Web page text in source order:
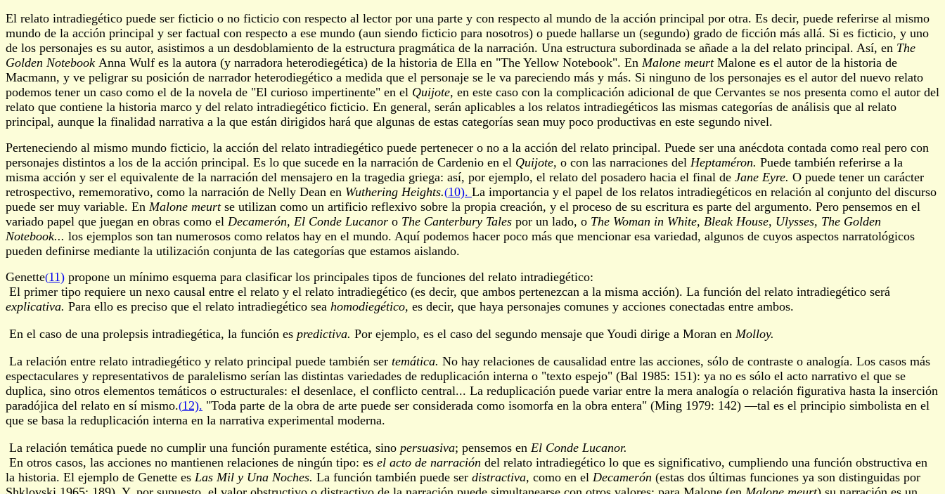
El relato intradiegético puede ser ficticio o no ficticio con respecto al lector por una parte y con respecto al mundo de la acción principal por otra. Es decir, puede referirse al mismo
mundo de la acción principal y ser factual con respecto a ese mundo (aun siendo ficticio para nosotros) o puede hallarse un (segundo) grado de ficción más allá. Si es ficticio, y uno
de los personajes es su autor, asistimos a un desdoblamiento de la estructura pragmática de la narración. Una estructura subordinada se añade a la del relato principal. Así, en The
Golden Notebook Anna Wulf es la autora (y narradora heterodiegética) de la historia de Ella en "The Yellow Notebook". En Malone meurtMalone es el autor de la historia de
Macmann, y ve peligrar su posición de narrador heterodiegético a medida que el personaje se le va pareciendo más y más. Si ninguno de los personajes es el autor del nuevo relato
podemos tener un caso como el de la novela de "El curioso impertinente" en el Quijote, en este caso con la complicación adicional de que Cervantes se nos presenta como el autor del
relato que contiene la historia marco y del relato intradiegético ficticio. En general, serán aplicables a los relatos intradiegéticos las mismas categorías de análisis que al relato
principal, aunque la finalidad narrativa a la que están dirigidos hará que algunas de estas categorías sean muy poco productivas en este segundo nivel.
Perteneciendo al mismo mundo ficticio, la acción del relato intradiegético puede pertenecer o no a la acción del relato principal. Puede ser una anécdota contada como real pero con
personajes distintos a los de la acción principal. Es lo que sucede en la narración de Cardenio en el Quijote, o con las narraciones del Heptaméron. Puede también referirse a la
misma acción y ser el equivalente de la narración del mensajero en la tragedia griega: así, por ejemplo, el relato del posadero hacia el final de Jane Eyre. O puede tener un carácter
retrospectivo, rememorativo, como la narración de Nelly Dean en Wuthering Heights.(10). La importancia y el papel de los relatos intradiegéticos en relación al conjunto del discurso
puede ser muy variable. En Malone meurtse utilizan como un artificio reflexivo sobre la propia creación, y el proceso de su escritura es parte del argumento. Pero pensemos en el
variado papel que juegan en obras como el Decamerón, El Conde Lucanor o The Canterbury Tales por un lado, o The Woman in White, Bleak House, Ulysses, The Golden
Notebook... los ejemplos son tan numerosos como relatos hay en el mundo. Aquí podemos hacer poco más que mencionar esa variedad, algunos de cuyos aspectos narratológicos
pueden definirse mediante la utilización conjunta de las categorías que estamos aislando.
Genette(11) propone un mínimo esquema para clasificar los principales tipos de funciones del relato intradiegético:
­ El primer tipo requiere un nexo causal entre el relato y el relato intradiegético (es decir, que ambos pertenezcan a la misma acción). La función del relato intradiegético será
explicativa. Para ello es preciso que el relato intradiegético sea homodiegético, es decir, que haya personajes comunes y acciones conectadas entre ambos.
­ En el caso de una prolepsis intradiegética, la función es predictiva. Por ejemplo, es el caso del segundo mensaje que Youdi dirige a Moran en Molloy.
­ La relación entre relato intradiegético y relato principal puede también ser temática. No hay relaciones de causalidad entre las acciones, sólo de contraste o analogía. Los casos más
espectaculares y representativos de paralelismo serían las distintas variedades de reduplicación interna o "texto espejo" (Bal 1985: 151): ya no es sólo el acto narrativo el que se
duplica, sino otros elementos temáticos o estructurales: el desenlace, el conflicto central... La reduplicación puede variar entre la mera analogía o relación figurativa hasta la inserción
paradójica del relato en sí mismo.(12). "Toda parte de la obra de arte puede ser considerada como isomorfa en la obra entera" (Ming 1979: 142) ­—tal es el principio simbolista en el
que se basa la reduplicación interna en la narrativa experimental moderna.
­ La relación temática puede no cumplir una función puramente estética, sino persuasiva; pensemos en El Conde Lucanor.
­ En otros casos, las acciones no mantienen relaciones de ningún tipo: es el acto de narración del relato intradiegético lo que es significativo, cumpliendo una función obstructiva en
la historia. El ejemplo de Genette es Las Mil y Una Noches. La función también puede ser distractiva, como en el Decamerón (estas dos últimas funciones ya son distinguidas por